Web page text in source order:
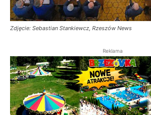
Zdjęcie: Sebastian Stankiewcz, Rzeszów News
Reklama